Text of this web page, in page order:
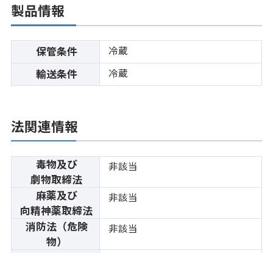
製品情報
保管条件 冷蔵
輸送条件 冷蔵
法関連情報
毒物及び
劇物取締法
非該当
麻薬及び
向精神薬取締法
非該当
消防法（危険
物）
非該当